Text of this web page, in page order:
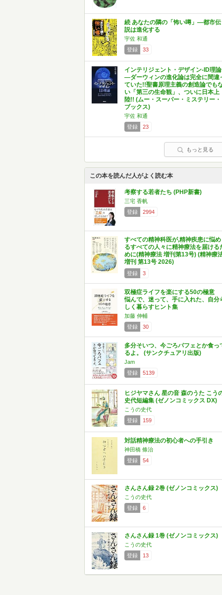
続 あなたの隣の「怖い噂」―都市伝
説は進化する
宇佐 和通
登録
33
インテリジェント・デザイン‐ID理論
―ダーウィンの進化論は完全に間違
ていた!!聖書原理主義の創造論でも
い「第三の生命観」、ついに日本上
陸!! (ムー・スーパー・ミステリー・
ブックス)
宇佐 和通
登録
23
もっと見る
この本を読んだ人がよく読む本
考察する若者たち (PHP新書)
三宅 香帆
登録
2994
すべての精神科医が,精神疾患に悩め
るすべての人々に精神療法を届ける
めに(精神療法 増刊第13号) (精神療
増刊 第13号 2026)
登録 3
双極症ライフを楽にする50の極意
悩んで、迷って、手に入れた、自分
しく暮らすヒント集
加藤 伸輔
登録
30
多分そいつ、今ごろパフェとか食っ
るよ。 (サンクチュアリ出版)
Jam
登録
5139
ヒジヤマさん 星の音 森のうた こう
史代短編集 (ゼノンコミックス DX)
こうの史代
登録
159
対話精神療法の初心者への手引き
神田橋 條治
登録
54
さんさん録 2巻 (ゼノンコミックス)
こうの史代
登録
6
さんさん録 1巻 (ゼノンコミックス)
こうの史代
登録
13